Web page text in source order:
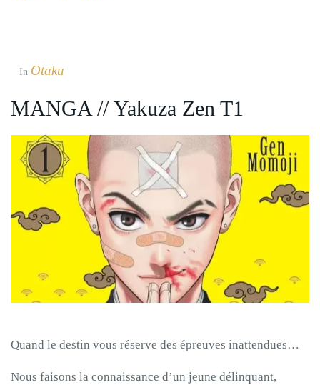
In Otaku
MANGA // Yakuza Zen T1
Quand le destin vous réserve des épreuves inattendues…
Nous faisons la connaissance d’un jeune délinquant,